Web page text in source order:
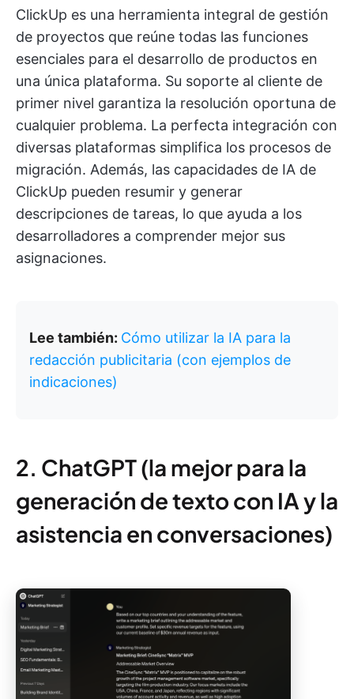
ClickUp es una herramienta integral de gestión
de proyectos que reúne todas las funciones
esenciales para el desarrollo de productos en
una única plataforma. Su soporte al cliente de
primer nivel garantiza la resolución oportuna de
cualquier problema. La perfecta integración con
diversas plataformas simplifica los procesos de
migración. Además, las capacidades de IA de
ClickUp pueden resumir y generar
descripciones de tareas, lo que ayuda a los
desarrolladores a comprender mejor sus
asignaciones.
Lee también: Cómo utilizar la IA para la
redacción publicitaria (con ejemplos de
indicaciones)
2. ChatGPT (la mejor para la
generación de texto con IA y la
asistencia en conversaciones)